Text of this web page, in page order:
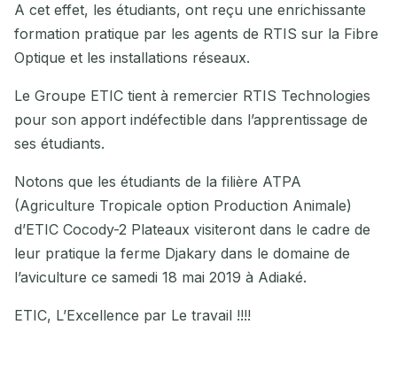
A cet effet, les étudiants, ont reçu une enrichissante
formation pratique par les agents de RTIS sur la Fibre
Optique et les installations réseaux.
Le Groupe ETIC tient à remercier RTIS Technologies
pour son apport indéfectible dans l’apprentissage de
ses étudiants.
Notons que les étudiants de la filière ATPA
(Agriculture Tropicale option Production Animale)
d’ETIC Cocody-2 Plateaux visiteront dans le cadre de
leur pratique la ferme Djakary dans le domaine de
l’aviculture ce samedi 18 mai 2019 à Adiaké.
ETIC, L’Excellence par Le travail !!!!